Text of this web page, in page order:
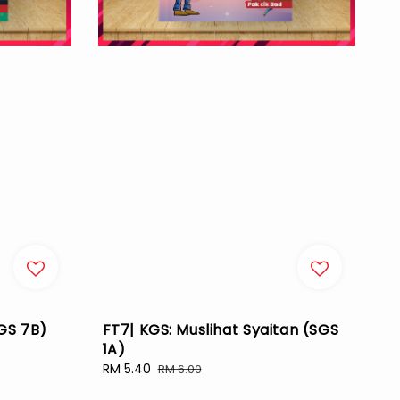
7B)
FT7| KGS: Muslihat Syaitan (SGS
1A)
Sale
RM 5.40 Regular
RM 6.00